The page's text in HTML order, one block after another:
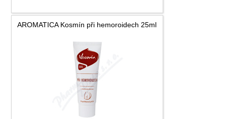
AROMATICA Kosmín při hemoroidech 25ml